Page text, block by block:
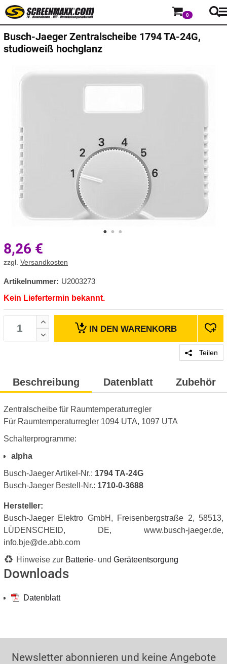
0
Busch-Jaeger Zentralscheibe 1794 TA-24G,
studioweiß hochglanz
8,26 €
zzgl. Versandkosten
Artikelnummer: U2003273
Kein Liefertermin bekannt.
IN DEN WARENKORB
Teilen
Beschreibung Datenblatt Zubehör
Zentralscheibe für Raumtemperaturregler
Für Raumtemperaturregler 1094 UTA, 1097 UTA
Schalterprogramme:
alpha
Busch-Jaeger Artikel-Nr.: 1794 TA-24G
Busch-Jaeger Bestell-Nr.: 1710-0-3688
Hersteller:
Busch-Jaeger Elektro GmbH, Freisenbergstraße 2, 58513,
LÜDENSCHEID, DE, www.busch-jaeger.de,
info.bje@de.abb.com
Hinweise zur Batterie- und Geräteentsorgung
Downloads
Datenblatt
Newsletter abonnieren und keine Angebote